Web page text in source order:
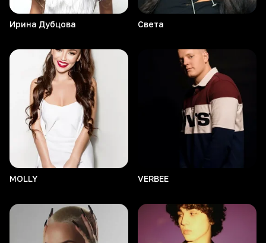
Ирина Дубцова Света
MOLLY VERBEE